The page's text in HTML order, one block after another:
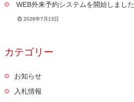
WEB外来予約システムを開始しました
2026年7月13日
カテゴリー
お知らせ
入札情報